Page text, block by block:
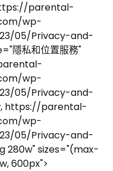
parental-
wp-
05/Privacy-and-
隱私和位置服務"
wp-
05/Privacy-and-
https://parental-
wp-
05/Privacy-and-
280w" sizes="(max-
600px">